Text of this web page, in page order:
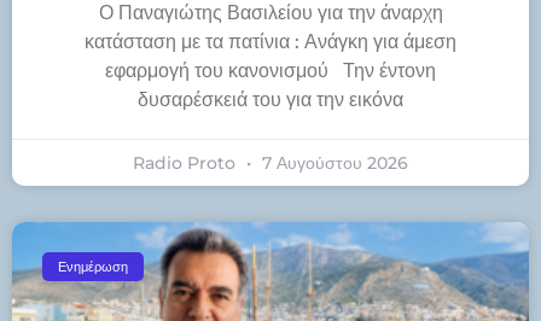
Ο Παναγιώτης Βασιλείου για την άναρχη
κατάσταση με τα πατίνια : Ανάγκη για άμεση
εφαρμογή του κανονισμού Την έντονη
δυσαρέσκειά του για την εικόνα
Radio Proto 7 Αυγούστου 2026
Ενημέρωση